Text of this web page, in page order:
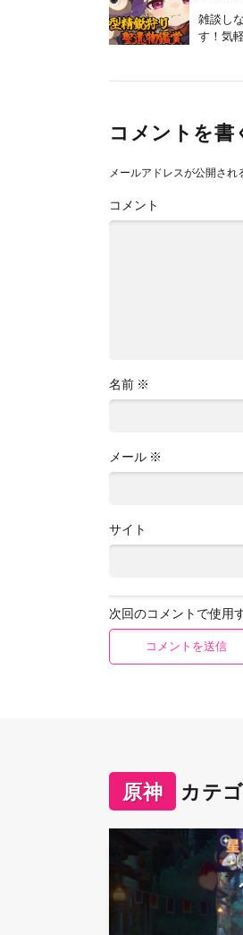
雑談し
す！気
コメントを書
メールアドレスが公開され
コメント
名前 ※
メール ※
サイト
次回のコメントで使用
原神 カテ